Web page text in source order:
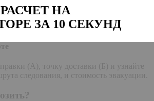
НА
ЗА 10 СЕКУНД
(А), точку доставки (Б) и узнайте
следования, и стоимость эвакуации.